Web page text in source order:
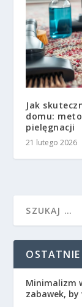
Jak
domu:
pielęgnacji
21 lutego 2026
OSTATNIE
Minimalizm
zabawek,